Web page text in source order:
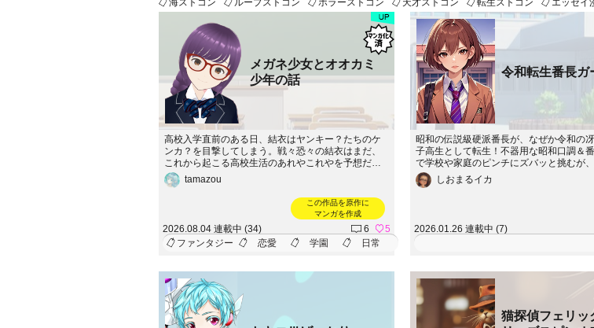
海ストコン
ループストコン ホラーストコン 天才ストコン 転生ストコン エッセイ
メガネ少女とオオカミ
少年の話
高校入学直前のある日、結衣はヤンキー？たちのケ
ンカ？を目撃してしまう。戦々恐々の結衣はまだ、
これから起こる高校生活のあれやこれやを予想だに
できなかった！…みたいな話。マンガ版https://storie.
jp/creator/comics/208
tamazou
この作品を原作に
マンガを作成
2026.08.04 連載中 (34) 6
5
ファンタジー
恋愛 学園 日常
令和転生番長ガ
昭和の伝説級硬派番長が、なぜか令和の
子高生として転生！不器用な昭和口調＆
で学校や家庭のピンチにズバッと挑むが
カーン…!? SNSいじめや不可解な自殺の謎
殴り込み!? 笑いあり、涙あり、サスペンス
しおまるイカ
2026.01.26 連載中 (7)
猫探偵フェリッ